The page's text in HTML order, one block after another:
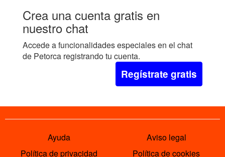
Crea una cuenta gratis en
nuestro chat
Accede a funcionalidades especiales en el chat
de Petorca registrando tu cuenta.
Regístrate gratis
Ayuda
Aviso legal
Política de privacidad
Política de cookies